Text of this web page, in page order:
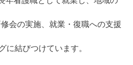
会の実施、就業・復職への支援
結びつけています。